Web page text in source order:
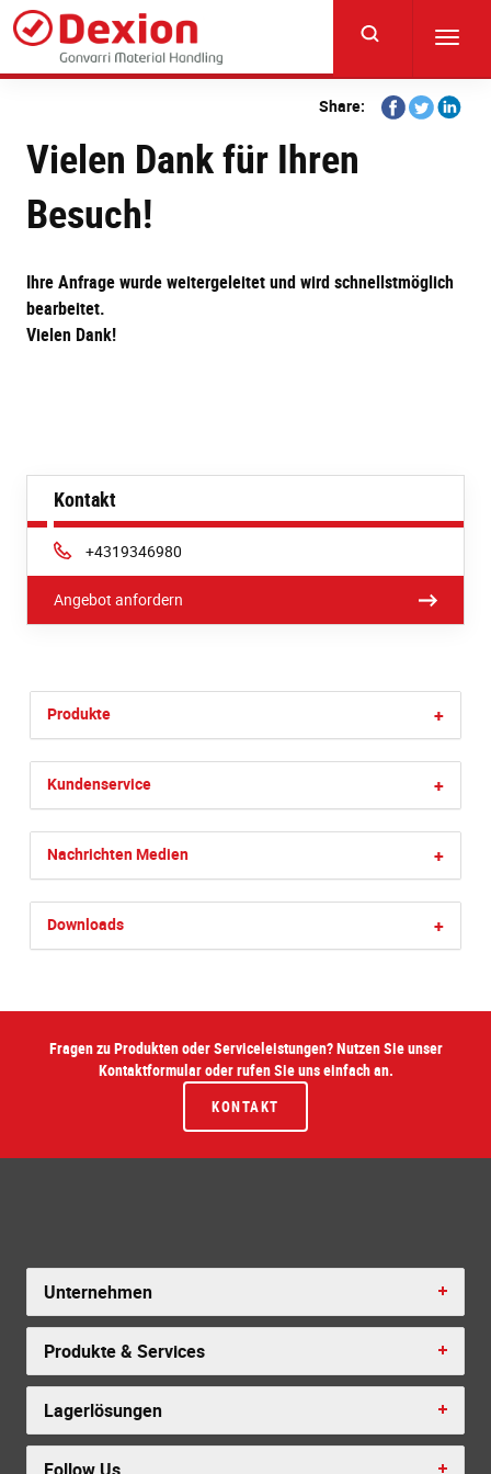
Skip
main
content
Share:
Share
on
Share
on
Share
Vielen Dank für Ihren
Besuch!
Ihre Anfrage wurde weitergeleitet und wird schnellstmöglich
bearbeitet.
Vielen Dank!
Kontakt
Phone:
+4319346980
Angebot anfordern
Produkte +
Kundenservice +
Nachrichten Medien +
Downloads +
Fragen zu Produkten oder Serviceleistungen? Nutzen Sie unser
Kontaktformular oder rufen Sie uns einfach an.
KONTAKT
Unternehmen
Produkte & Services
Lagerlösungen